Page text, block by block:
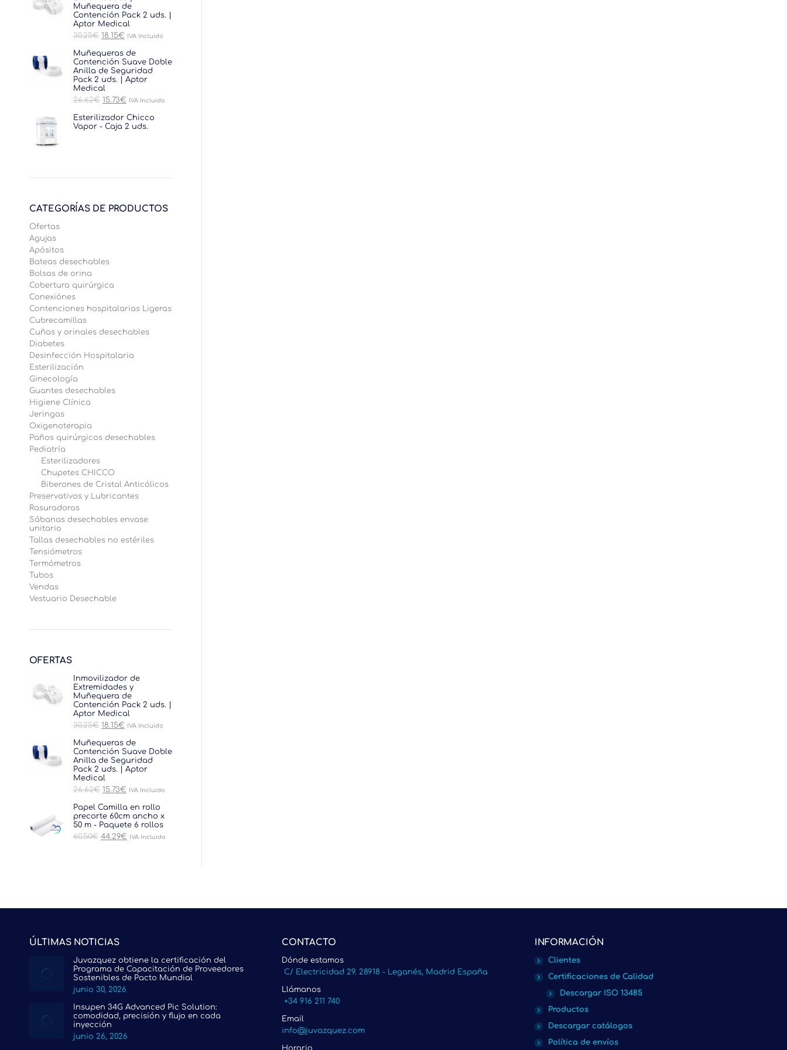
Muñequera de
Contención Pack 2 uds. |
Aptor Medical
30.25€ El
original
era:
30.25€.
18.15€ El
actual
es:
18.15€.
IVA Incluido
Muñequeras de
Contención Suave Doble
Anilla de Seguridad
Pack 2 uds. | Aptor
Medical
26.62€ El
original
era:
15.73€ El
actual
es:
IVA Incluido
Esterilizador Chicco
Vapor - Caja 2 uds.
CATEGORÍAS DE PRODUCTOS
Ofertas
Agujas
Apósitos
Bateas desechables
Bolsas de orina
Cobertura quirúrgica
Conexiónes
Contenciones hospitalarias Ligeras
Cubrecamillas
Cuñas y orinales desechables
Diabetes
Desinfección Hospitalaria
Esterilización
Ginecología
Guantes desechables
Higiene Clínica
Jeringas
Oxigenoterapia
Paños quirúrgicos desechables
Pediatría
Esterilizadores
Chupetes CHICCO
Biberones de Cristal Anticólicos
Preservativos y Lubricantes
Rasuradoras
Sábanas desechables envase
unitario
Tallas desechables no estériles
Tensiómetros
Termómetros
Tubos
Vendas
Vestuario Desechable
OFERTAS
Inmovilizador de
Extremidades y
Muñequera de
Contención Pack 2 uds. |
Aptor Medical
30.25€ El
original
era:
30.25€.
18.15€ El
actual
es:
18.15€.
IVA Incluido
Muñequeras de
Contención Suave Doble
Anilla de Seguridad
Pack 2 uds. | Aptor
Medical
26.62€ El
original
era:
26.62€.
15.73€ El
actual
es:
15.73€.
IVA Incluido
Papel Camilla en rollo
precorte 60cm ancho x
50 m - Paquete 6 rollos
60.50€ El
44.29€ El
IVA Incluido
ÚLTIMAS NOTICIAS
Juvazquez obtiene la certificación del
Programa de Capacitación de Proveedores
Sostenibles de Pacto Mundial
junio 30, 2026
Insupen 34G Advanced Pic Solution:
comodidad, precisión y flujo en cada
inyección
junio 26, 2026
CONTACTO
Dónde estamos
C/ Electricidad 29. 28918 - Leganés, Madrid España
Llámanos
+34 916 211 740
Email
info@juvazquez.com
Horario
INFORMACIÓN
Clientes
Certificaciones de Calidad
Descargar ISO 13485
Productos
Descargar catálogos
Política de envíos